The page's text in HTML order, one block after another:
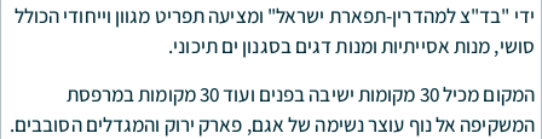
תפארת ישראל" ומציעה תפריט מגוון וייחודי הכולל
ומנות דגים בסגנון ים תיכוני.
המקום מכיל 30 מקומות ישיבה בפנים ועוד 30 מקומות במרפסת
נשימה של אגם, פארק ירוק והמגדלים הסובבים.